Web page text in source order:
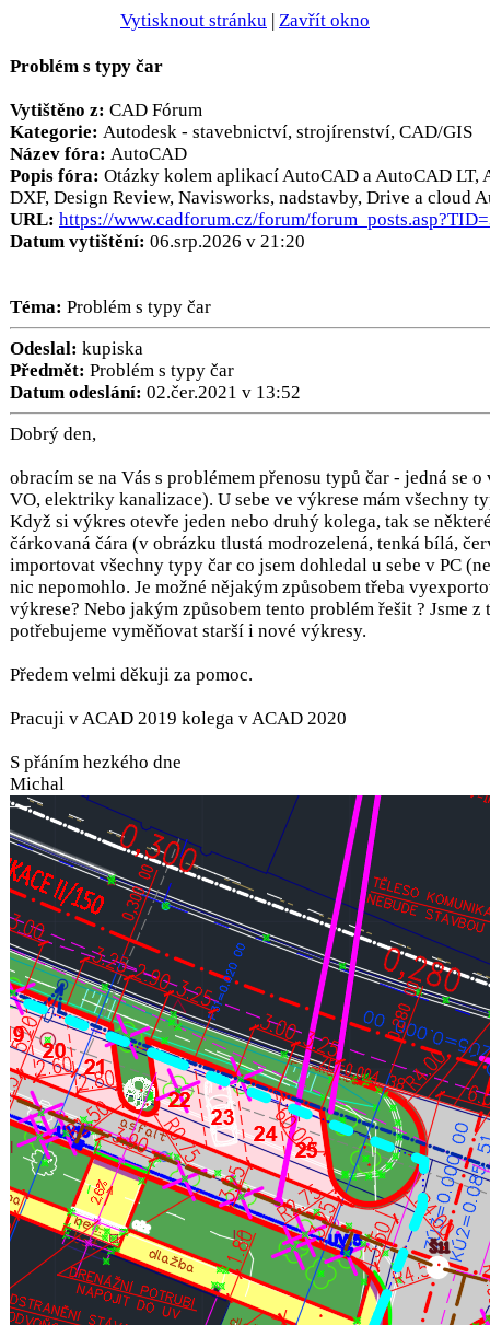
Vytisknout stránku | Zavřít okno
Problém s typy čar
Vytištěno z: CAD Fórum
Kategorie: Autodesk - stavebnictví, strojírenství, CAD/GIS
Název fóra: AutoCAD
Popis fóra: Otázky kolem aplikací AutoCAD a AutoCAD LT,
DXF, Design Review, Navisworks, nadstavby, Drive a cloud
URL: https://www.cadforum.cz/forum/
Datum vytištění: 06.srp.2026 v 21:20
Téma: Problém s typy čar
Odeslal: kupiska
Předmět: Problém s typy čar
Datum odeslání: 02.čer.2021 v 13:52
Dobrý den,
obracím se na Vás s problémem přenosu typů čar - jedná se
VO, elektriky kanalizace). U sebe ve výkrese mám všechny
Když si výkres otevře jeden nebo druhý kolega, tak se
čárkovaná čára (v obrázku tlustá modrozelená, tenká bílá,
importovat všechny typy čar co jsem dohledal u sebe v PC
nic nepomohlo. Je možné nějakým způsobem třeba
výkrese? Nebo jakým způsobem tento problém řešit ? Jsme
potřebujeme vyměňovat starší i nové výkresy.
Předem velmi děkuji za pomoc.
Pracuji v ACAD 2019 kolega v ACAD 2020
S přáním hezkého dne
Michal